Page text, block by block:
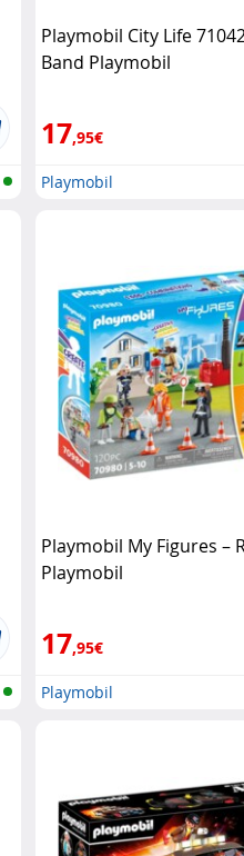
Playmobil City Life
Band Playmobil
17,95€
Playmobil
Playmobil My Figures –
Playmobil
17,95€
Playmobil